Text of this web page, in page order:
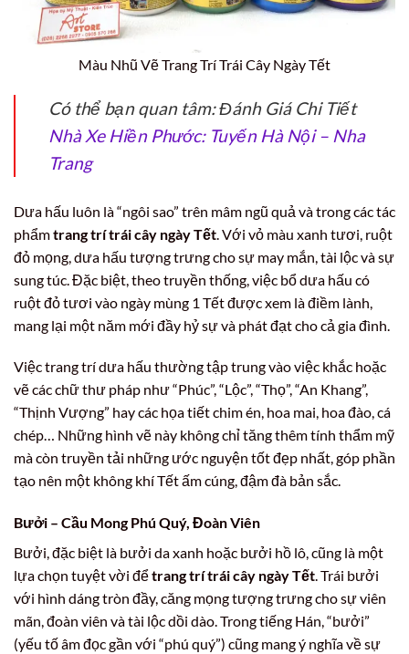
Màu Nhũ Vẽ Trang Trí Trái Cây Ngày Tết
Có thể bạn quan tâm: Đánh Giá Chi Tiết
Nhà Xe Hiền Phước: Tuyến Hà Nội – Nha
Trang
Dưa hấu luôn là “ngôi sao” trên mâm ngũ quả và trong các tác
phẩmtrang trí trái cây ngày Tết . Với vỏ màu xanh tươi, ruột
đỏ mọng, dưa hấu tượng trưng cho sự may mắn, tài lộc và sự
sung túc. Đặc biệt, theo truyền thống, việc bổ dưa hấu có
ruột đỏ tươi vào ngày mùng 1 Tết được xem là điềm lành,
mang lại một năm mới đầy hỷ sự và phát đạt cho cả gia đình.
Việc trang trí dưa hấu thường tập trung vào việc khắc hoặc
vẽ các chữ thư pháp như “Phúc”, “Lộc”, “Thọ”, “An Khang”,
“Thịnh Vượng” hay các họa tiết chim én, hoa mai, hoa đào, cá
chép… Những hình vẽ này không chỉ tăng thêm tính thẩm mỹ
mà còn truyền tải những ước nguyện tốt đẹp nhất, góp phần
tạo nên một không khí Tết ấm cúng, đậm đà bản sắc.
Bưởi – Cầu Mong Phú Quý, Đoàn Viên
Bưởi, đặc biệt là bưởi da xanh hoặc bưởi hồ lô, cũng là một
lựa chọn tuyệt vời đểtrang trí trái cây ngày Tết. Trái bưởi
với hình dáng tròn đầy, căng mọng tượng trưng cho sự viên
mãn, đoàn viên và tài lộc dồi dào. Trong tiếng Hán, “bưởi”
(yếu tố âm đọc gần với “phú quý”) cũng mang ý nghĩa về sự